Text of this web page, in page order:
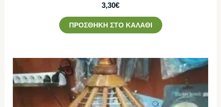
3,30€
ΠΡΟΣΘΉΚΗ ΣΤΟ ΚΑΛΆΘΙ